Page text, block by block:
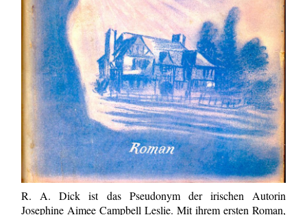
R. A. Dick ist das Pseudonym der irischen Autorin
Josephine Aimee Campbell Leslie. Mit ihrem ersten Roman,